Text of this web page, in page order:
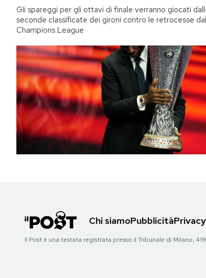
Gli spareggi per gli ottavi di finale verranno giocati
seconde classificate dei gironi contro le retrocesse
Champions League
Chi siamoPubblicitàPrivacy
Il Post è una testata registrata presso il Tribunale di Milano,